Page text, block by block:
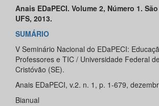
Anais EDaPECI. Volume 2, Número 1.
UFS, 2013.
SUMÁRIO
V Seminário Nacional do EDaPECI:
Professores e TIC / Universidade Federal
Cristóvão (SE).
Anais EDaPECI, v.2. n. 1, p. 1-679,
Bianual